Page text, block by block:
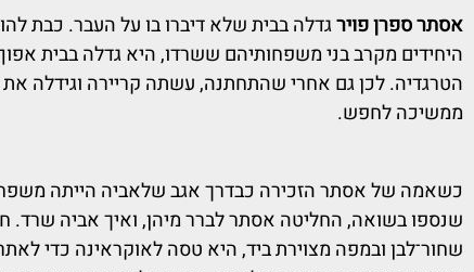
אסתר ספרן פוירגדלה בבית שלא דיברו בו על העבר. כבת
היחידים מקרב בני משפחותיהם ששרדו, היא גדלה בבית
הטרגדיה. לכן גם אחרי שהתחתנה, עשתה קריירה וגידלה
ממשיכה לחפש.
כשאמה של אסתר הזכירה כבדרך אגב שלאביה הייתה
שנספו בשואה, החליטה אסתר לברר מיהן, ואיך אביה שרד.
שחור־לבן ובמפה מצוירת ביד, היא טסה לאוקראינה כדי